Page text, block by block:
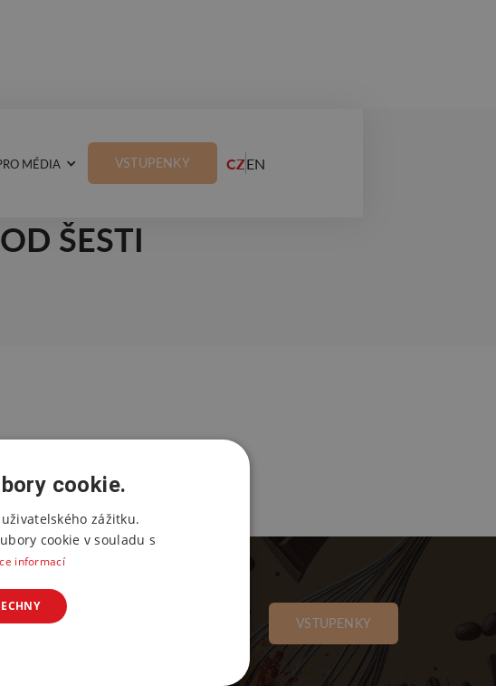
MÉDIA VSTUPENKY CZEN
ŠESTI
VSTUPENKY
cookie.
zážitku.
cookie v souladu s
informací